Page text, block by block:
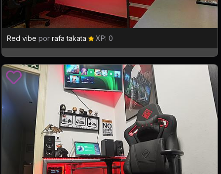
Red vibe por rafa takata XP: 0